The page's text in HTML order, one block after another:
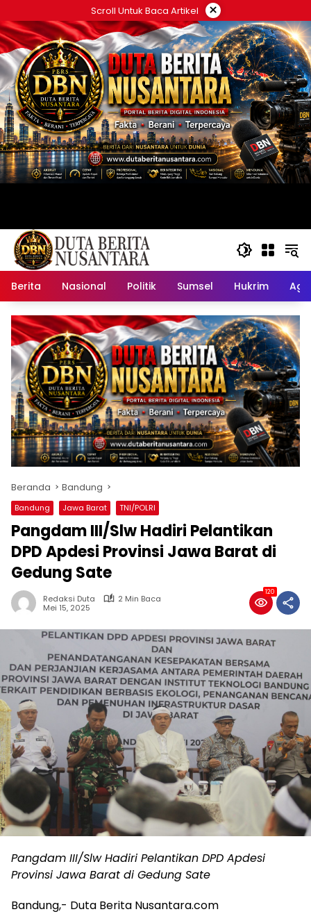
ke
konten
Scroll Untuk Baca Artikel ×
Berita Nasional Politik Sumsel Hukrim
Beranda Bandung
Bandung Jawa Barat TNI/POLRI
Pangdam III/Slw Hadiri Pelantikan
DPD Apdesi Provinsi Jawa Barat di
Gedung Sate
Redaksi Duta
2 Min Baca
Mei 15, 2025
120
Pangdam III/Slw Hadiri Pelantikan DPD Apdesi
Provinsi Jawa Barat di Gedung Sate
Bandung,- Duta Berita Nusantara.com